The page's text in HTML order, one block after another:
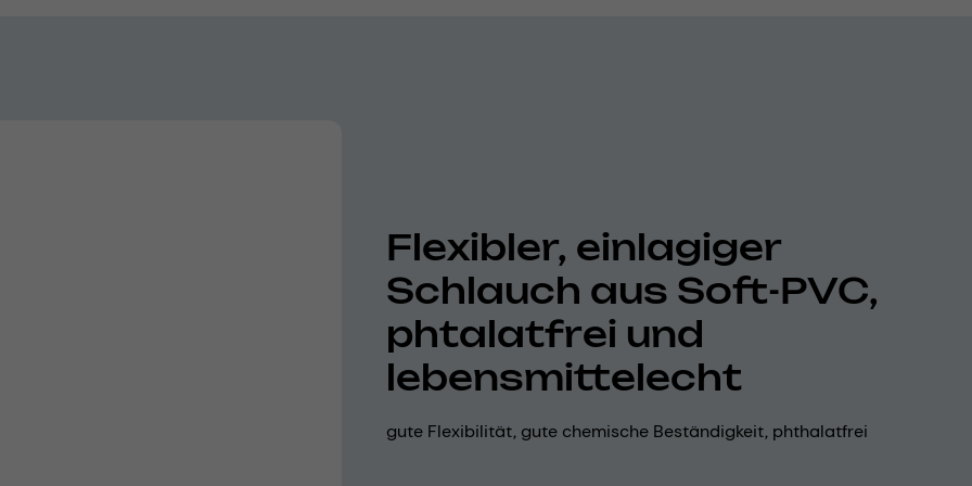
Flexibler, einlagiger
Schlauch aus Soft-PVC,
phtalatfrei und
lebensmittelecht
gute Flexibilität, gute chemische Beständigkeit, phthalatfrei